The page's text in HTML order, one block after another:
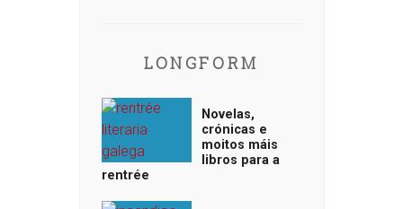
LONGFORM
Novelas,
crónicas e
moitos máis
libros para a
rentrée